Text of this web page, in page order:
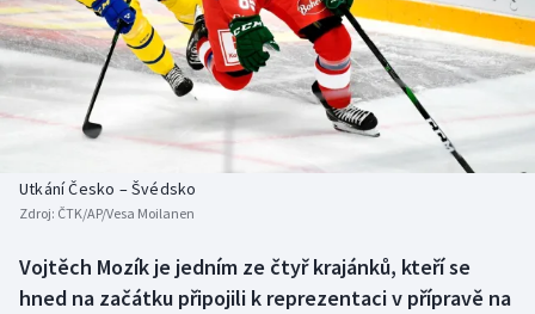
Americký fotbal
Baseball a softbal
Basketbal
Biatlon
Box
NEPŘEHLÉDNĚTE
Soutěže
Historické návraty
Aplikace ČT sport
Utkání Česko – Švédsko
Zdroj: ČTK/AP/Vesa Moilanen
Vojtěch Mozík je jedním ze čtyř krajánků, kteří se
hned na začátku připojili k reprezentaci v přípravě na